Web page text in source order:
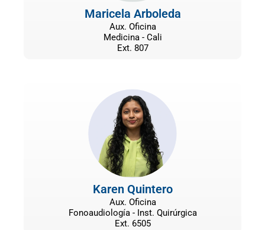
Maricela Arboleda
Aux. Oficina
Medicina - Cali
Ext. 807
Karen Quintero
Aux. Oficina
Fonoaudiología - Inst. Quirúrgica
Ext. 6505